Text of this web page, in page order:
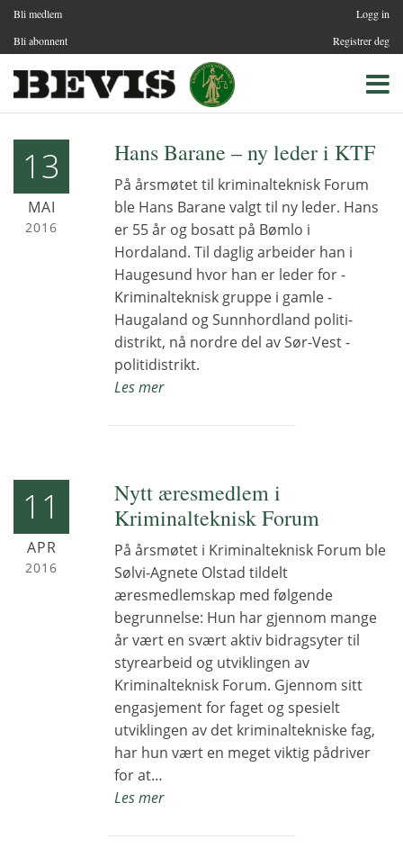
Bli medlem
Bli abonnent
Logg in
Registrer deg
13
MAI
2016
Hans Barane – ny leder i KTF
På årsmøtet til kriminalteknisk Forum
ble Hans Barane valgt til ny leder. Hans
er 55 år og bosatt på Bømlo i
Hordaland. Til daglig arbeider han i
Haugesund hvor han er leder for ­
Kriminalteknisk gruppe i gamle ­
Haugaland og Sunnhordland politi­
distrikt, nå nordre del av Sør-Vest ­
politidistrikt.
Les mer
11
APR
2016
Nytt æresmedlem i
Kriminalteknisk Forum
På årsmøtet i Kriminalteknisk Forum ble
Sølvi-Agnete Olstad tildelt
æresmedlemskap med følgende
begrunnelse: Hun har gjennom mange
år vært en svært aktiv bidragsyter til
styrearbeid og utviklingen av
Kriminalteknisk Forum. Gjennom sitt
engasjement for faget og spesielt
utviklingen av det kriminaltekniske fag,
har hun vært en meget viktig pådriver
for at…
Les mer